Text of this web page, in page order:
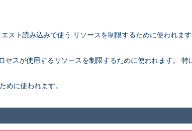
スト読み込みで使う リソースを制限するために使われま
スが使用するリソースを制限するために使われます。 特
めに使われます。